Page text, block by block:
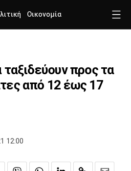
Οικονομία
προς τα
από 12 έως 17
12:00